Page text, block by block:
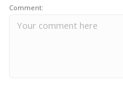
Comment: